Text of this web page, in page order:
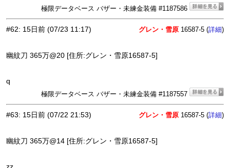
極限データベース バザー・未練金装備 #1187586
#62: 15日前 (07/23 11:17) グレン・雪原 16587-5 (詳細)
幽紋刀 365万@20 [住所:グレン・雪原16587-5]
q
極限データベース バザー・未練金装備 #1187557
#63: 15日前 (07/22 21:53) グレン・雪原 16587-5 (詳細)
幽紋刀 365万@14 [住所:グレン・雪原16587-5]